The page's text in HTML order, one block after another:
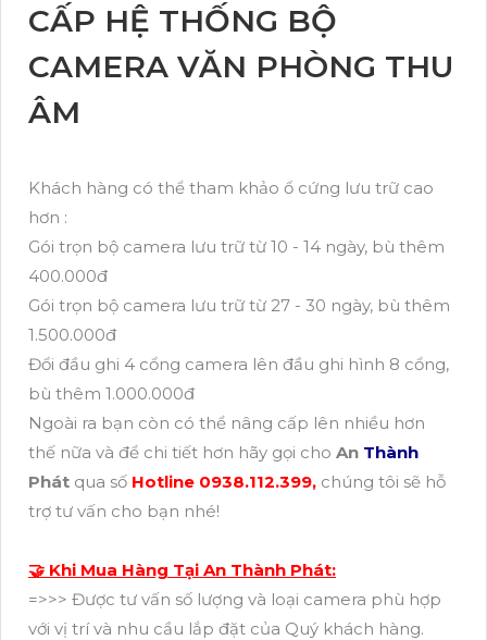
CẤP HỆ THỐNG BỘ
CAMERA VĂN PHÒNG THU
ÂM
Khách hàng có thể tham khảo ổ cứng lưu trữ cao
hơn :
Gói trọn bộ camera lưu trữ từ 10 - 14 ngày, bù thêm
400.000đ
Gói trọn bộ camera lưu trữ từ 27 - 30 ngày, bù thêm
1.500.000đ
Đổi đầu ghi 4 cổng camera lên đầu ghi hình 8 cổng,
bù thêm 1.000.000đ
Ngoài ra bạn còn có thể nâng cấp lên nhiều hơn
thế nữa và để chi tiết hơn hãy gọi cho An Thành
Phát qua số Hotline 0938.112.399, chúng tôi sẽ hỗ
trợ tư vấn cho bạn nhé!
🤝 Khi Mua Hàng Tại An Thành Phát:
=>>> Được tư vấn số lượng và loại camera phù hợp
với vị trí và nhu cầu lắp đặt của Quý khách hàng.